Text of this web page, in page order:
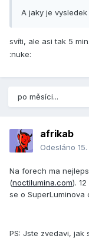
A jaky je
svíti, ale asi tak 5
:nuke:
po měsíci...
afrikab
Odesláno
Na forech ma
(noctilumina.com).
se o SuperLuminova
PS: Jste zvedavi, jak